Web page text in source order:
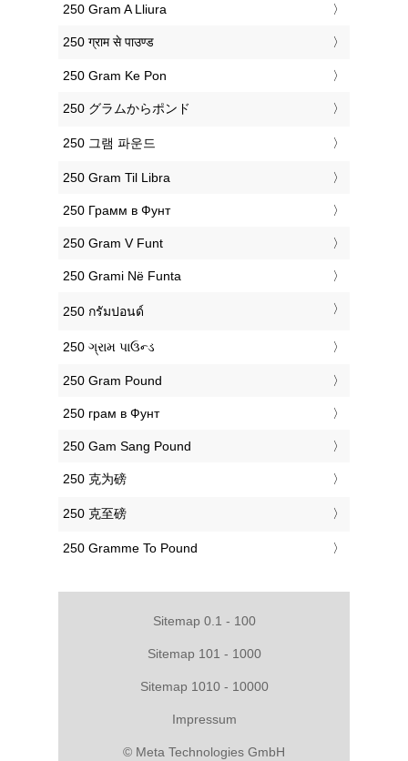
‎250 Gram A Lliura
‎250 ग्राम से पाउण्ड
‎250 Gram Ke Pon
‎250 グラムからポンド
‎250 그램 파운드
‎250 Gram Til Libra
‎250 Грамм в Фунт
‎250 Gram V Funt
‎250 Grami Në Funta
‎250 กรัมปอนด์
‎250 ગ્રામ પાઉન્ડ
‎250 Gram Pound
‎250 грам в Фунт
‎250 Gam Sang Pound
‎250 克为磅
‎250 克至磅
‎250 Gramme To Pound
Sitemap 0.1 - 100
Sitemap 101 - 1000
Sitemap 1010 - 10000
Impressum
© Meta Technologies GmbH